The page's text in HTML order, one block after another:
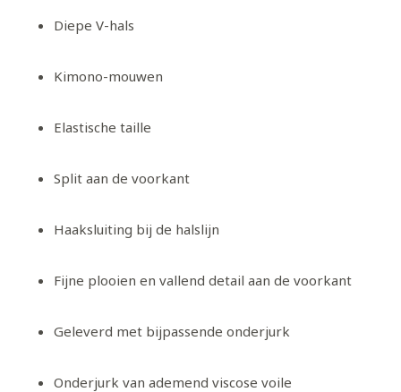
Diepe V-hals
Kimono-mouwen
Elastische taille
Split aan de voorkant
Haaksluiting bij de halslijn
Fijne plooien en vallend detail aan de voorkant
Geleverd met bijpassende onderjurk
Onderjurk van ademend viscose voile